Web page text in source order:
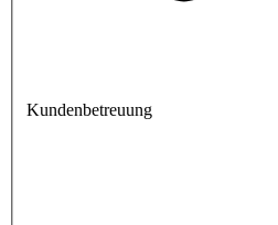
Kundenbetreuung